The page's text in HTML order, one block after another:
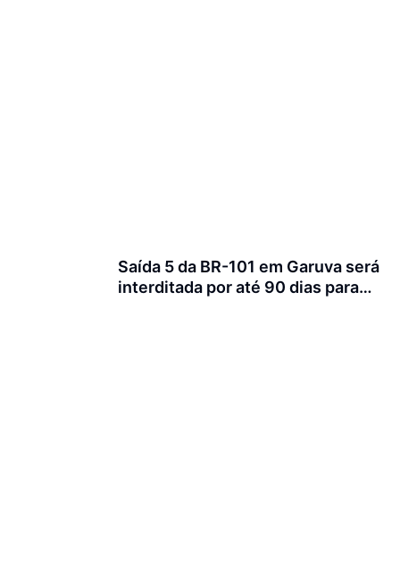
Saída 5 da BR-101 em Garuva será
interditada por até 90 dias para